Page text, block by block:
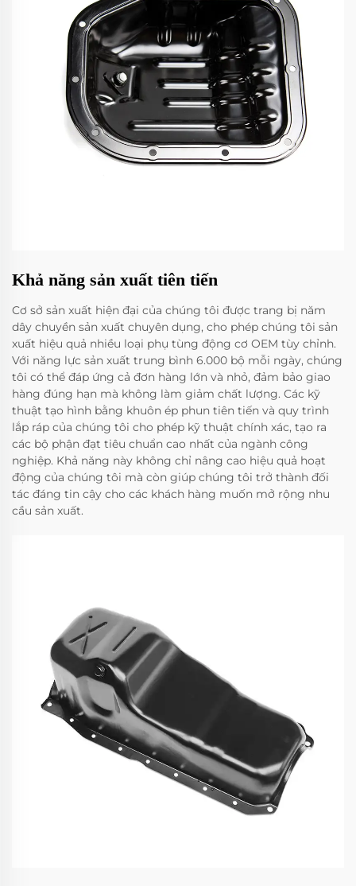
Khả năng sản xuất tiên tiến
Cơ sở sản xuất hiện đại của chúng tôi được trang bị năm
dây chuyền sản xuất chuyên dụng, cho phép chúng tôi sản
xuất hiệu quả nhiều loại phụ tùng động cơ OEM tùy chỉnh.
Với năng lực sản xuất trung bình 6.000 bộ mỗi ngày, chúng
tôi có thể đáp ứng cả đơn hàng lớn và nhỏ, đảm bảo giao
hàng đúng hạn mà không làm giảm chất lượng. Các kỹ
thuật tạo hình bằng khuôn ép phun tiên tiến và quy trình
lắp ráp của chúng tôi cho phép kỹ thuật chính xác, tạo ra
các bộ phận đạt tiêu chuẩn cao nhất của ngành công
nghiệp. Khả năng này không chỉ nâng cao hiệu quả hoạt
động của chúng tôi mà còn giúp chúng tôi trở thành đối
tác đáng tin cậy cho các khách hàng muốn mở rộng nhu
cầu sản xuất.